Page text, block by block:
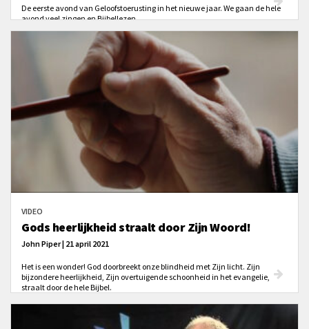
De eerste avond van Geloofstoerusting in het nieuwe jaar. We gaan de hele
avond veel zingen en Bijbellezen.
VIDEO
Gods heerlijkheid straalt door Zijn Woord!
John Piper | 21 april 2021
Het is een wonder! God doorbreekt onze blindheid met Zijn licht. Zijn
bijzondere heerlijkheid, Zijn overtuigende schoonheid in het evangelie,
straalt door de hele Bijbel.